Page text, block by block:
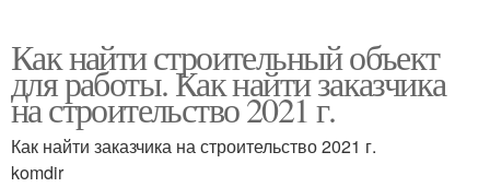
Как найти строительный объект
для работы. Как найти заказчика
на строительство 2021 г.
Как найти заказчика на строительство 2021 г.
komdir